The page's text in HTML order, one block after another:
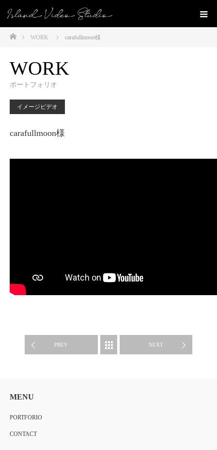
ホームWORK carafullmoon様
WORK
ポートフォリオ
イメージビデオ
carafullmoon様
PREV
WORK NEXT
MENU
PORTFORIO
CONTACT